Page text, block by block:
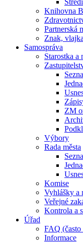
Knihovna
Partnerská
Znak,
Samospráva
Starostka a
ZM
Výbory
Rada města
Komise
Vyhlášky a
Veřejné
Kontrola a
Úřad
FAQ (často
Informace